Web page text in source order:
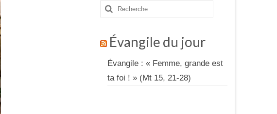
Rechercher
:
Évangile du jour
Évangile : « Femme, grande est
ta foi ! » (Mt 15, 21-28)